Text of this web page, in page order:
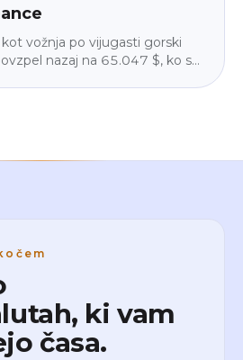
vožnja po vijugasti gorski
nazaj na 65.047 $, ko so
ki vam
časa.